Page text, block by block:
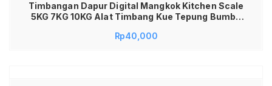
Timbangan Dapur Digital Mangkok Kitchen Scale
5KG 7KG 10KG Alat Timbang Kue Tepung Bumbu
untuk Bakery Diet MPASI Bayi Praktis Mudah
Rp40,000